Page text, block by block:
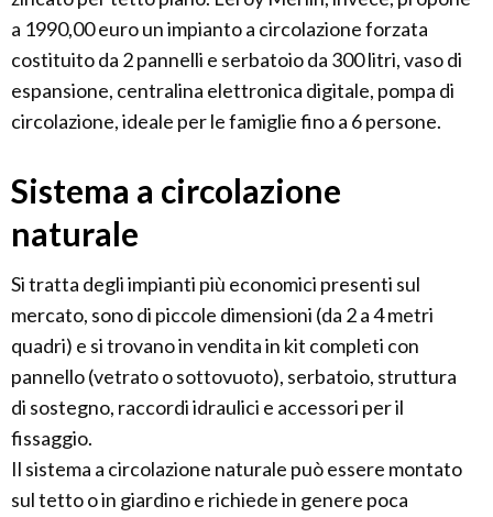
a 1990,00 euro un impianto a circolazione forzata
costituito da 2 pannelli e serbatoio da 300 litri, vaso di
espansione, centralina elettronica digitale, pompa di
circolazione, ideale per le famiglie fino a 6 persone.
Sistema a circolazione
naturale
Si tratta degli impianti più economici presenti sul
mercato, sono di piccole dimensioni (da 2 a 4 metri
quadri) e si trovano in vendita in kit completi con
pannello (vetrato o sottovuoto), serbatoio, struttura
di sostegno, raccordi idraulici e accessori per il
fissaggio.
Il sistema a circolazione naturale può essere montato
sul tetto o in giardino e richiede in genere poca